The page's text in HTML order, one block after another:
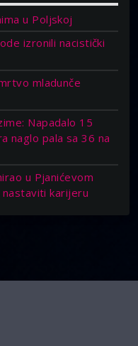
u Poljskoj
izronili nacistički
mladunče
Napadalo 15
naglo pala sa 36 na
u Pjanićevom
karijeru